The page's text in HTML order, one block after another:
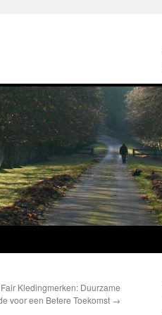
Kledingmerken: Duurzame
voor een Betere Toekomst →